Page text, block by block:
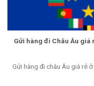
Gửi hàng đi Châu Âu giá
Gửi hàng đi châu Âu giá rẻ